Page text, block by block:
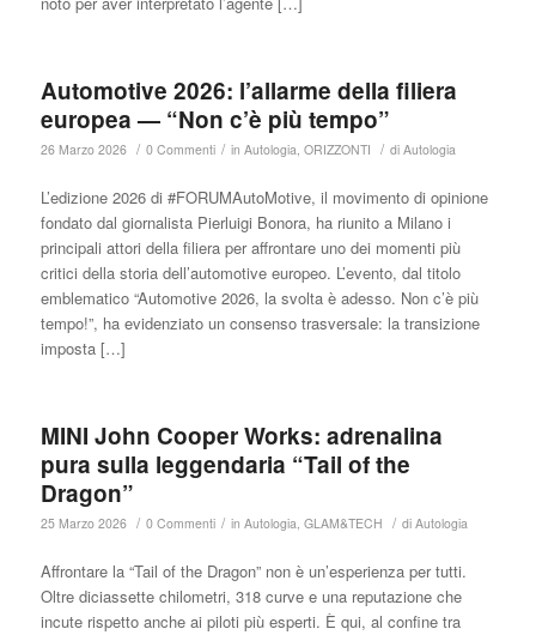
Automotive 2026: l’allarme della filiera
europea — “Non c’è più tempo”
26 Marzo 2026 / 0 Commenti / in Autologia ORIZZONTI / di Autologia
L’edizione 2026 di #FORUMAutoMotive, il movimento di opinione
fondato dal giornalista Pierluigi Bonora, ha riunito a Milano i
principali attori della filiera per affrontare uno dei momenti più
critici della storia dell’automotive europeo. L’evento, dal titolo
emblematico “Automotive 2026, la svolta è adesso. Non c’è più
tempo!”, ha evidenziato un consenso trasversale: la transizione
imposta […]
MINI John Cooper Works: adrenalina
pura sulla leggendaria “Tail of the
Dragon”
25 Marzo 2026 / 0 Commenti / in Autologia GLAM&TECH / di Autologia
Affrontare la “Tail of the Dragon” non è un’esperienza per tutti.
Oltre diciassette chilometri, 318 curve e una reputazione che
incute rispetto anche ai piloti più esperti. È qui, al confine tra